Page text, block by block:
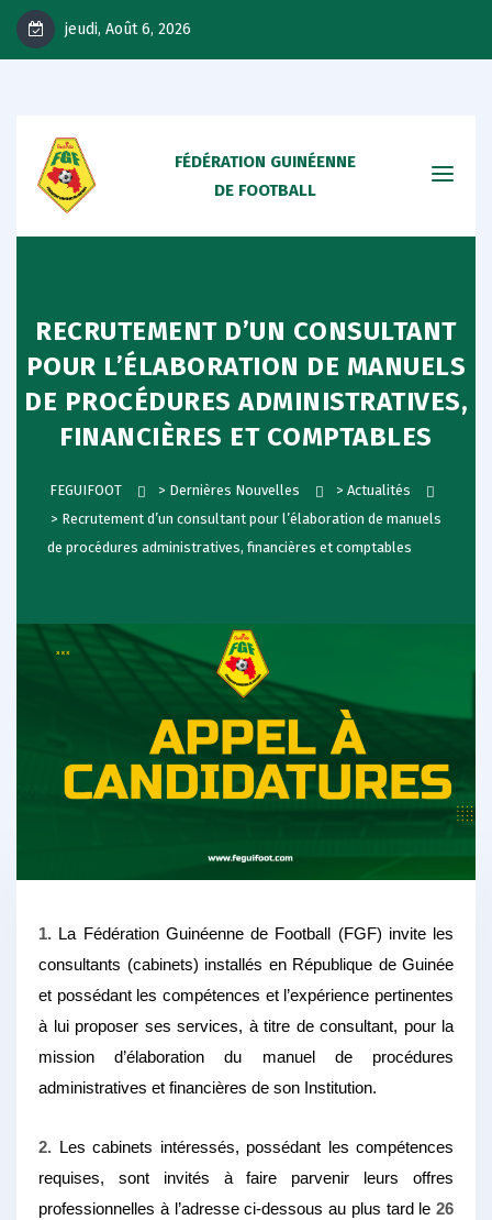
jeudi, Août 6, 2026
FÉDÉRATION GUINÉENNE
DE FOOTBALL
RECRUTEMENT D’UN CONSULTANT
POUR L’ÉLABORATION DE MANUELS
DE PROCÉDURES ADMINISTRATIVES,
FINANCIÈRES ET COMPTABLES
FEGUIFOOT > Dernières Nouvelles > Actualités
> Recrutement d’un consultant pour l’élaboration de manuels
de procédures administratives, financières et comptables
1. La Fédération Guinéenne de Football (FGF) invite les
consultants (cabinets) installés en République de Guinée
et possédant les compétences et l’expérience pertinentes
à lui proposer ses services, à titre de consultant, pour la
mission d’élaboration du manuel de procédures
administratives et financières de son Institution.
2. Les cabinets intéressés, possédant les compétences
requises, sont invités à faire parvenir leurs offres
professionnelles à l’adresse ci-dessous au plus tard le 26